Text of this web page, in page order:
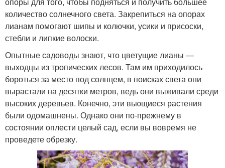
количество солнечного света. Закрепиться на опорах
лианам помогают шипы и колючки, усики и присоски,
стебли и липкие волоски.
Опытные садоводы знают, что цветущие лианы —
выходцы из тропических лесов. Там им приходилось
бороться за место под солнцем, в поисках света они
вырастали на десятки метров, ведь они выживали среди
высоких деревьев. Конечно, эти вьющиеся растения
были одомашнены. Однако они по-прежнему в
состоянии оплести целый сад, если вы вовремя не
проведете обрезку.